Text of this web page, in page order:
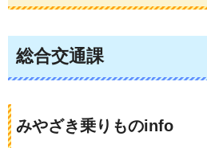
総合交通課
みやざき乗りものinfo